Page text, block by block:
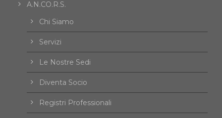
A.N.CO.R.S.
Chi Siamo
Servizi
Le Nostre Sedi
Diventa Socio
Registri Professionali